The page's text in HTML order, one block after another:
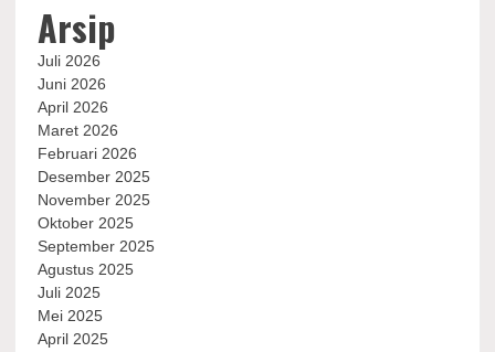
Arsip
Juli 2026
Juni 2026
April 2026
Maret 2026
Februari 2026
Desember 2025
November 2025
Oktober 2025
September 2025
Agustus 2025
Juli 2025
Mei 2025
April 2025